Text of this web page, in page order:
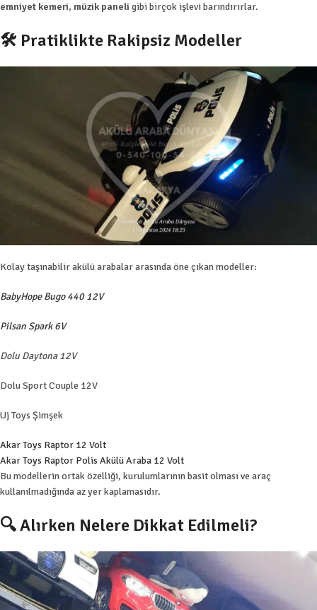
emniyet kemeri, müzik paneli gibi birçok işlevi barındırırlar.
🛠️ Pratiklikte Rakipsiz Modeller
Kolay taşınabilir akülü arabalar arasında öne çıkan modeller:
BabyHope Bugo 440 12V
Pilsan Spark 6V
Dolu Daytona 12V
Dolu Sport Couple 12V
Uj Toys Şimşek
Akar Toys Raptor 12 Volt
Akar Toys Raptor Polis Akülü Araba 12 Volt
Bu modellerin ortak özelliği, kurulumlarının basit olması ve araç
kullanılmadığında az yer kaplamasıdır.
🔍 Alırken Nelere Dikkat Edilmeli?